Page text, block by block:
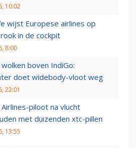
10:02
wijst Europese airlines op
in de cockpit
8:00
boven IndiGo:
doet widebody-vloot weg
22:01
Airlines-piloot na vlucht
met duizenden xtc-pillen
13:55